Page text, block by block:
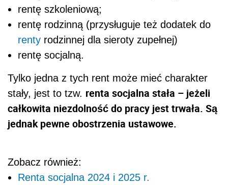
rentę szkoleniową;
rentę rodzinną (przysługuje też dodatek do
renty rodzinnej dla sieroty zupełnej)
rentę socjalną.
Tylko jedna z tych rent może mieć charakter
stały, jest to tzw. renta socjalna stała – jeżeli
całkowita niezdolność do pracy jest trwała. Są
jednak pewne obostrzenia ustawowe.
Zobacz również:
Renta socjalna 2024 i 2025 r.